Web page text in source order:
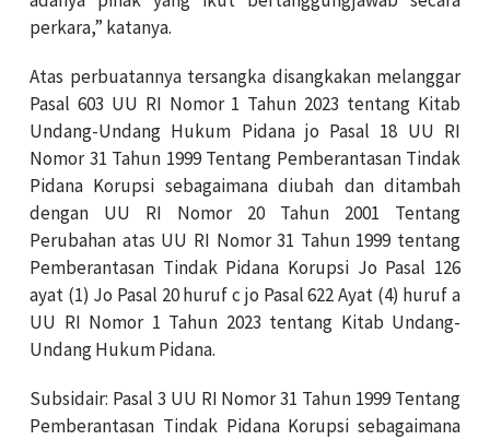
perkara,” katanya.
Atas perbuatannya tersangka disangkakan melanggar
Pasal 603 UU RI Nomor 1 Tahun 2023 tentang Kitab
Undang-Undang Hukum Pidana jo Pasal 18 UU RI
Nomor 31 Tahun 1999 Tentang Pemberantasan Tindak
Pidana Korupsi sebagaimana diubah dan ditambah
dengan UU RI Nomor 20 Tahun 2001 Tentang
Perubahan atas UU RI Nomor 31 Tahun 1999 tentang
Pemberantasan Tindak Pidana Korupsi Jo Pasal 126
ayat (1) Jo Pasal 20 huruf c jo Pasal 622 Ayat (4) huruf a
UU RI Nomor 1 Tahun 2023 tentang Kitab Undang-
Undang Hukum Pidana.
Subsidair: Pasal 3 UU RI Nomor 31 Tahun 1999 Tentang
Pemberantasan Tindak Pidana Korupsi sebagaimana